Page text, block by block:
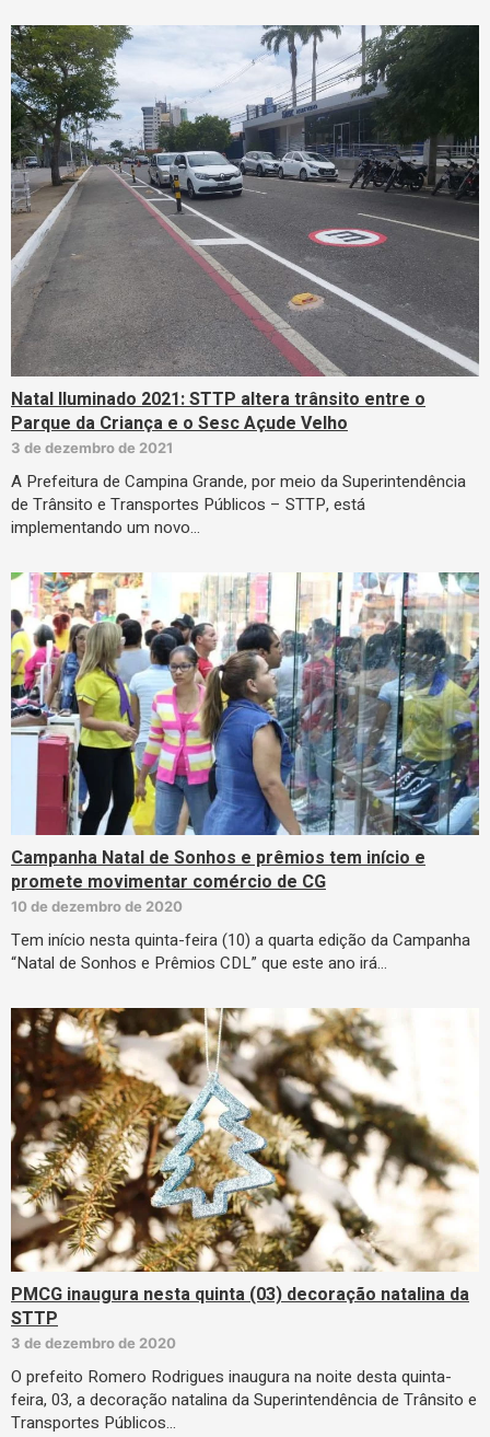
Natal Iluminado 2021: STTP altera trânsito entre o
Parque da Criança e o Sesc Açude Velho
3 de dezembro de 2021
A Prefeitura de Campina Grande, por meio da Superintendência
de Trânsito e Transportes Públicos – STTP, está
implementando um novo…
Campanha Natal de Sonhos e prêmios tem início e
promete movimentar comércio de CG
10 de dezembro de 2020
Tem início nesta quinta-feira (10) a quarta edição da Campanha
“Natal de Sonhos e Prêmios CDL” que este ano irá…
PMCG inaugura nesta quinta (03) decoração natalina da
STTP
3 de dezembro de 2020
O prefeito Romero Rodrigues inaugura na noite desta quinta-
feira, 03, a decoração natalina da Superintendência de Trânsito e
Transportes Públicos…